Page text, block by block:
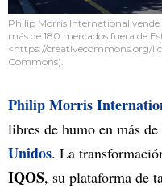
Philip Morris International
más de 180 mercados fuera de
<https://creativecommons.org/
Commons).
Philip Morris
libres de humo en más
Unidos. La
IQOS, su plataforma de